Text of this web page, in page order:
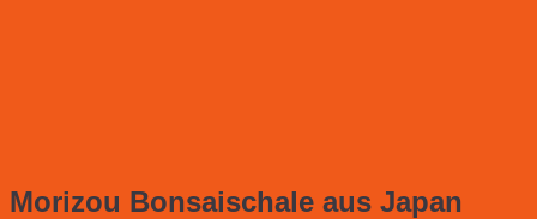
Morizou Bonsaischale aus Japan